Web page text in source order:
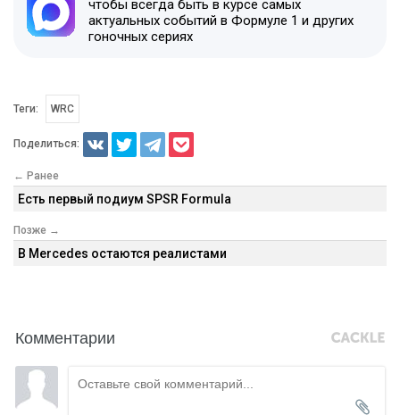
чтобы всегда быть в курсе самых
актуальных событий в Формуле 1 и других
гоночных сериях
Теги: WRC
Поделиться:
← Ранее
Есть первый подиум SPSR Formula
Позже →
В Mercedes остаются реалистами
Комментарии